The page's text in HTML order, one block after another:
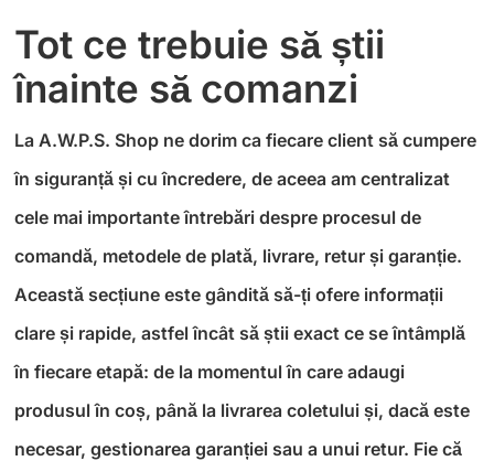
Tot ce trebuie să știi
înainte să comanzi
La A.W.P.S. Shop ne dorim ca fiecare client să cumpere
în siguranță și cu încredere, de aceea am centralizat
cele mai importante întrebări despre procesul de
comandă, metodele de plată, livrare, retur și garanție.
Această secțiune este gândită să-ți ofere informații
clare și rapide, astfel încât să știi exact ce se întâmplă
în fiecare etapă: de la momentul în care adaugi
produsul în coș, până la livrarea coletului și, dacă este
necesar, gestionarea garanției sau a unui retur. Fie că